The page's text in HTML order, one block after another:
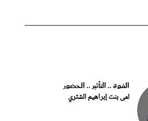
القوة .. التأثير .. الحضور
لمى بنت إبراهيم الشثري